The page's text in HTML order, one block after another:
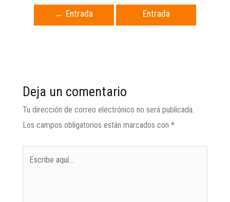
← Entrada
Entrada
Deja un comentario
Tu dirección de correo electrónico no será publicada.
Los campos obligatorios están marcados con *